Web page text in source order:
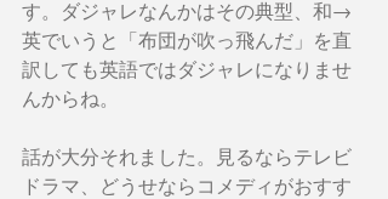
す。ダジャレなんかはその典型、和→
英でいうと「布団が吹っ飛んだ」を直
訳しても英語ではダジャレになりませ
んからね。
話が大分それました。見るならテレビ
ドラマ、どうせならコメディがおすす